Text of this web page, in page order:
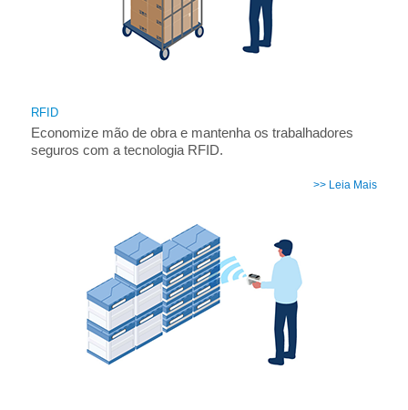
RFID
Economize mão de obra e mantenha os trabalhadores
seguros com a tecnologia RFID.
>> Leia Mais